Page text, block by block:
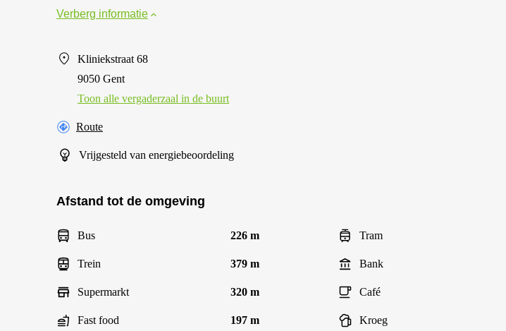
Verberg informatie
Kliniekstraat 68
9050 Gent
Toon alle vergaderzaal in de buurt
Route
Vrijgesteld van energiebeoordeling
Afstand tot de omgeving
Bus 226 m Tram
Trein 379 m Bank
Supermarkt 320 m Café
Fast food 197 m Kroeg